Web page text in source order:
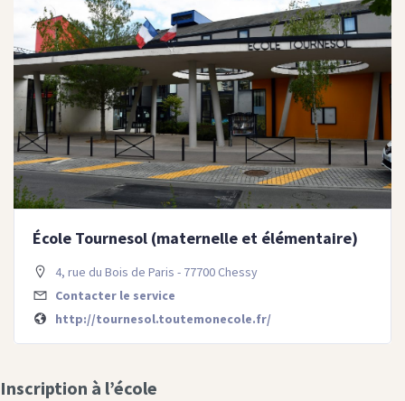
École Tournesol (maternelle et élémentaire)
4, rue du Bois de Paris - 77700 Chessy
Contacter le service
http://tournesol.toutemonecole.fr/
Inscription à l’école